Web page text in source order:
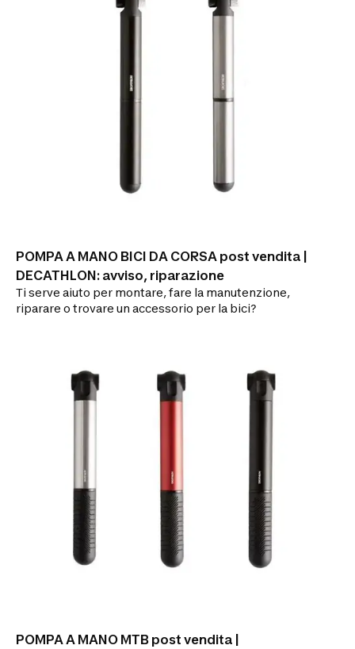
POMPA A MANO BICI DA CORSA post vendita |
DECATHLON: avviso, riparazione
Ti serve aiuto per montare, fare la manutenzione,
riparare o trovare un accessorio per la bici?
POMPA A MANO MTB post vendita |